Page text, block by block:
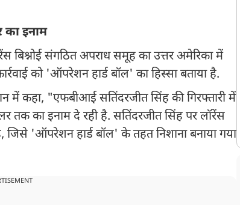
का इनाम
बिश्नोई संगठित अपराध समूह का उत्तर अमेरिका में
को 'ऑपरेशन हार्ड बॉल' का हिस्सा बताया है.
कहा, "एफबीआई सतिंदरजीत सिंह की गिरफ्तारी में
तक का इनाम दे रही है. सतिंदरजीत सिंह पर लॉरेंस
'ऑपरेशन हार्ड बॉल' के तहत निशाना बनाया गया